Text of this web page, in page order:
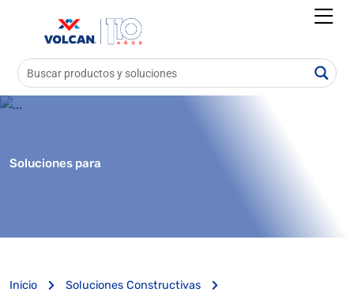
Soluciones para
Inicio Soluciones Constructivas